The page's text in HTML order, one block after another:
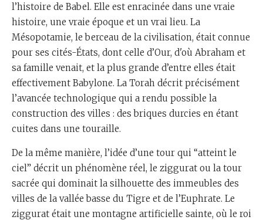
l’histoire de Babel. Elle est enracinée dans une vraie
histoire, une vraie époque et un vrai lieu. La
Mésopotamie, le berceau de la civilisation, était connue
pour ses cités-États, dont celle d’Our, d'où Abraham et
sa famille venait, et la plus grande d’entre elles était
effectivement Babylone. La Torah décrit précisément
l’avancée technologique qui a rendu possible la
construction des villes : des briques durcies en étant
cuites dans une touraille.
De la même manière, l’idée d’une tour qui “atteint le
ciel” décrit un phénomène réel, le ziggurat ou la tour
sacrée qui dominait la silhouette des immeubles des
villes de la vallée basse du Tigre et de l’Euphrate. Le
ziggurat était une montagne artificielle sainte, où le roi